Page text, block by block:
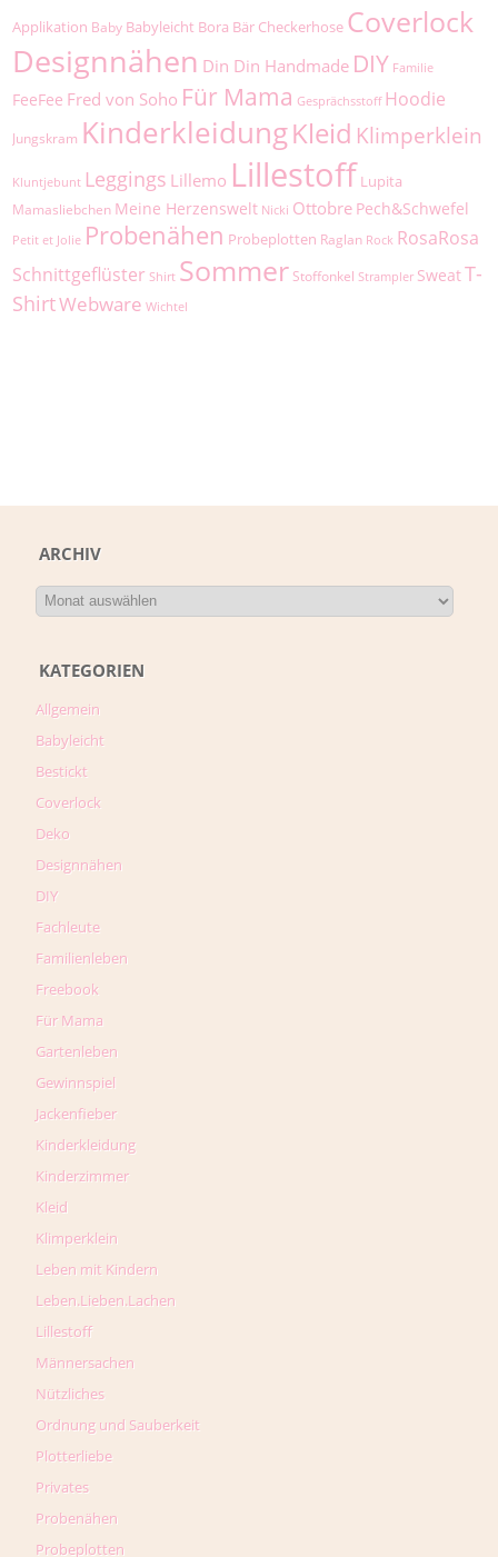
Applikation Baby Babyleicht Bora Bär Checkerhose Coverlock
Designnähen Din Din Handmade DIY Familie
FeeFee Fred von Soho Für Mama Gesprächsstoff Hoodie
Jungskram KinderkleidungKleid Klimperklein
Kluntjebunt Leggings Lillemo Lillestoff Lupita
Mamasliebchen Meine Herzenswelt Nicki Ottobre Pech&Schwefel
Petit et Jolie Probenähen Probeplotten Raglan Rock RosaRosa
Schnittgeflüster Shirt Sommer Stoffonkel Strampler SweatT-
ShirtWebware Wichtel
ARCHIV
KATEGORIEN
Allgemein
Babyleicht
Bestickt
Coverlock
Deko
Designnähen
DIY
Fachleute
Familienleben
Freebook
Für Mama
Gartenleben
Gewinnspiel
Jackenfieber
Kinderkleidung
Kinderzimmer
Kleid
Klimperklein
Leben mit Kindern
Leben.Lieben.Lachen
Lillestoff
Männersachen
Nützliches
Ordnung und Sauberkeit
Plotterliebe
Privates
Probenähen
Probeplotten